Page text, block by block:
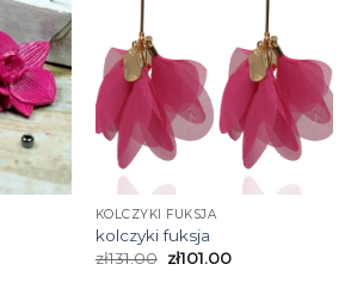
KOLCZYKI FUKSJA
kolczyki fuksja
zł131.00 zł101.00